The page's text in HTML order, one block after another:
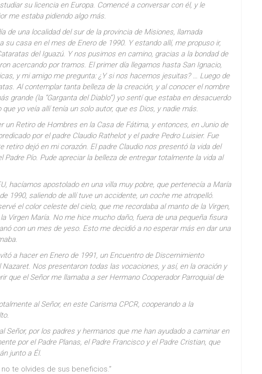
su licencia en Europa. Comencé a conversar con él, y le
me estaba pidiendo algo más.
de una localidad del sur de la provincia de Misiones, llamada
su casa en el mes de Enero de 1990. Y estando allí, me propuso ir,
del Iguazú. Y nos pusimos en camino, gracias a la bondad de
acercando por tramos. El primer día llegamos hasta San Ignacio,
y mi amigo me pregunta: ¿Y si nos hacemos jesuitas? … Luego de
Al contemplar tanta belleza de la creación, y al conocer el nombre
grande (la “Garganta del Diablo”) yo sentí que estaba en desacuerdo
yo veía allí tenía un solo autor, que es Dios, y nadie más.
un Retiro de Hombres en la Casa de Fátima, y entonces, en Junio de
por el padre Claudio Rathelot y el padre Pedro Luisier. Fue
retiro dejó en mi corazón. El padre Claudio nos presentó la vida del
Padre Pío. Pude apreciar la belleza de entregar totalmente la vida al
hacíamos apostolado en una villa muy pobre, que pertenecía a María
1990, saliendo de allí tuve un accidente, un coche me atropelló.
el color celeste del cielo, que me recordaba al manto de la Virgen,
Virgen María. No me hice mucho daño, fuera de una pequeña fisura
con un mes de yeso. Esto me decidió a no esperar más en dar una
a hacer en Enero de 1991, un Encuentro de Discernimiento
Nazaret. Nos presentaron todas las vocaciones, y así, en la oración y
que el Señor me llamaba a ser Hermano Cooperador Parroquial de
al Señor, en este Carisma CPCR, cooperando a la
Señor, por los padres y hermanos que me han ayudado a caminar en
por el Padre Planas, el Padre Francisco y el Padre Cristian, que
junto a Él.
no te olvides de sus beneficios.”